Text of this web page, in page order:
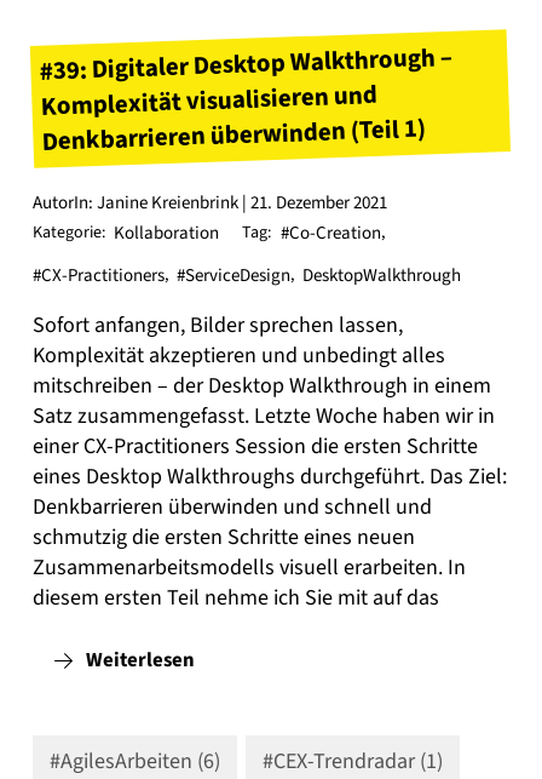
#39: Digitaler Desktop Walkthrough –
Komplexität visualisieren und
Denkbarrieren überwinden (Teil 1)
AutorIn: Janine Kreienbrink | 21. Dezember 2021
Kategorie: Kollaboration Tag: #Co-Creation,
#CX-Practitioners, #ServiceDesign, DesktopWalkthrough
Sofort anfangen, Bilder sprechen lassen,
Komplexität akzeptieren und unbedingt alles
mitschreiben – der Desktop Walkthrough in einem
Satz zusammengefasst. Letzte Woche haben wir in
einer CX-Practitioners Session die ersten Schritte
eines Desktop Walkthroughs durchgeführt. Das Ziel:
Denkbarrieren überwinden und schnell und
schmutzig die ersten Schritte eines neuen
Zusammenarbeitsmodells visuell erarbeiten. In
diesem ersten Teil nehme ich Sie mit auf das
Weiterlesen
#AgilesArbeiten (6) #CEX-Trendradar (1)